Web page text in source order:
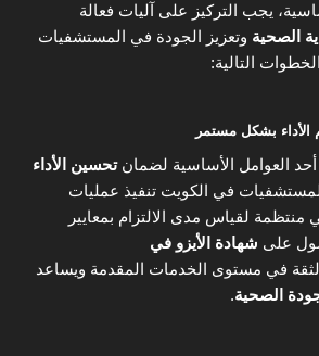
يجب التركيز على آليات فعالة
الصحية وتعزيز الجودة في المستشفيات
التالية:
أحد العوامل الأساسية لضمانتحسين الأداء
في الكويت تنفيذ عمليات
لقياس مدى الالتزام بمعايير
على شهادة الأيزو في
في مستوى الخدمات المقدمة ويساعد
الصحية.